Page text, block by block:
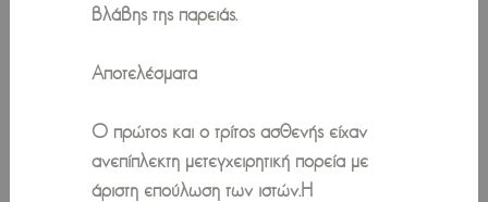
βλάβης της παρειάς.
Αποτελέσματα
Ο πρώτος και ο τρίτος ασθενής είχαν
ανεπίπλεκτη μετεγχειρητική πορεία με
άριστη επούλωση των ιστών.Η